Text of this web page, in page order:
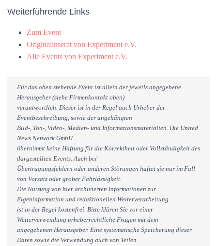
Weiterführende Links
Zum Event
Originalinserat von Experiment e.V.
Alle Events von Experiment e.V.
Für das oben stehende Event ist allein der jeweils angegebene
Herausgeber (siehe Firmenkontakt oben)
verantwortlich. Dieser ist in der Regel auch Urheber der
Eventbeschreibung, sowie der angehängten
Bild-, Ton-, Video-, Medien- und Informationsmaterialien. Die United
News Network GmbH
übernimmt keine Haftung für die Korrektheit oder Vollständigkeit des
dargestellten Events. Auch bei
Übertragungsfehlern oder anderen Störungen haftet sie nur im Fall
von Vorsatz oder grober Fahrlässigkeit.
Die Nutzung von hier archivierten Informationen zur
Eigeninformation und redaktionellen Weiterverarbeitung
ist in der Regel kostenfrei. Bitte klären Sie vor einer
Weiterverwendung urheberrechtliche Fragen mit dem
angegebenen Herausgeber. Eine systematische Speicherung dieser
Daten sowie die Verwendung auch von Teilen